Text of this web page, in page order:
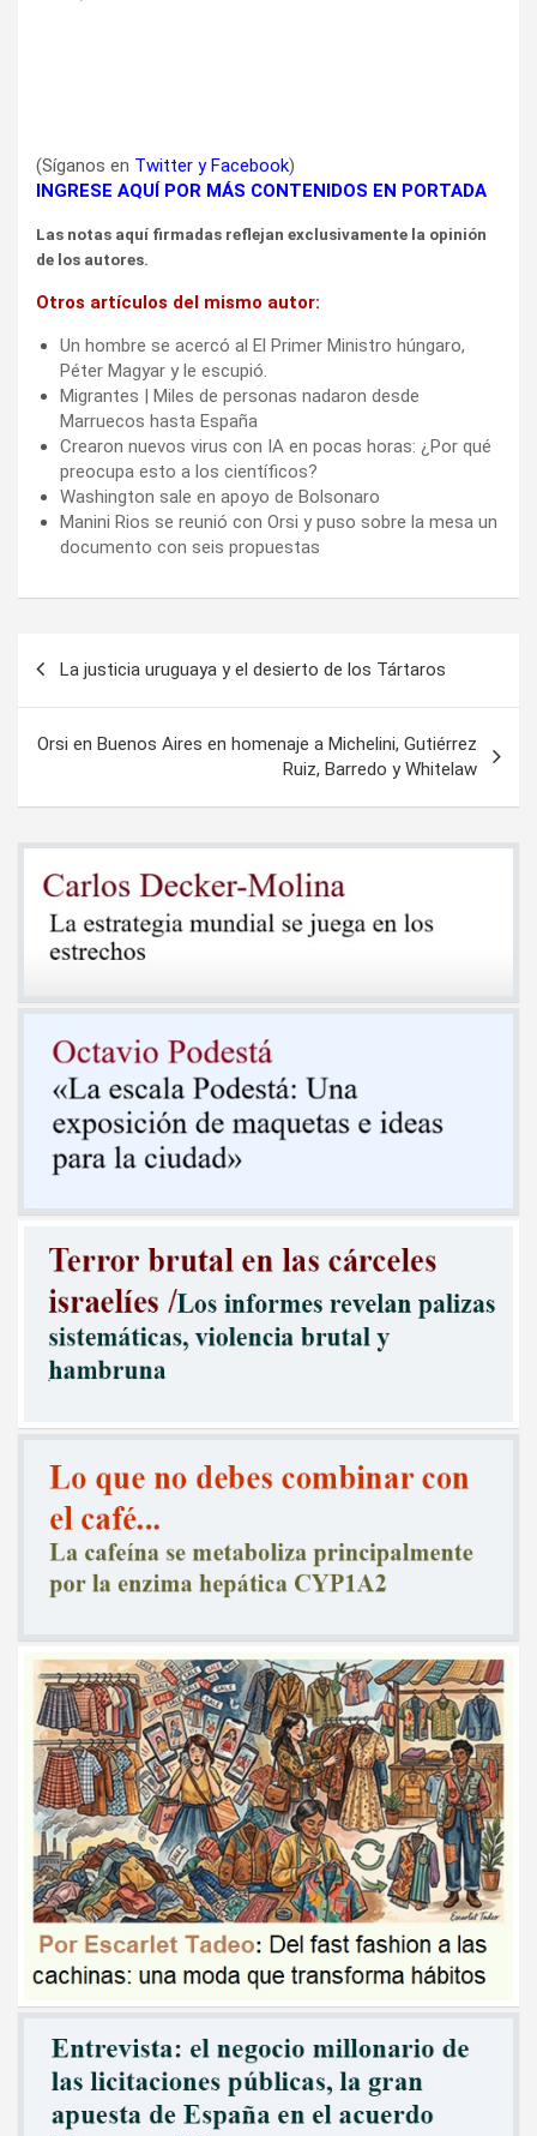
(Síganos en Twitter yFacebook)
INGRESE AQUÍ POR MÁS CONTENIDOS EN PORTADA
Las notas aquí firmadas reflejan exclusivamente la opinión
de los autores.
Otros artículos del mismo autor:
Un hombre se acercó al El Primer Ministro húngaro,
Péter Magyar y le escupió.
Migrantes | Miles de personas nadaron desde
Marruecos hasta España
Crearon nuevos virus con IA en pocas horas: ¿Por qué
preocupa esto a los científicos?
Washington sale en apoyo de Bolsonaro
Manini Rios se reunió con Orsi y puso sobre la mesa un
documento con seis propuestas
entradas
La justicia uruguaya y el desierto de los Tártaros
Orsi en Buenos Aires en homenaje a Michelini, Gutiérrez
Ruiz, Barredo y Whitelaw